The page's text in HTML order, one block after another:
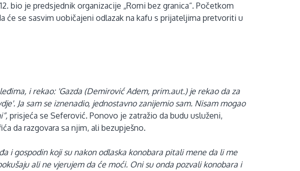
bio je predsjednik organizacije „Romi bez granica“. Početkom
će se sasvim uobičajeni odlazak na kafu s prijateljima pretvoriti u
i rekao: 'Gazda (Demirović Adem, prim.aut.) je rekao da za
Ja sam se iznenadio, jednostavno zanijemio sam. Nisam mogao
prisjeća se Seferović. Ponovo je zatražio da budu usluženi,
da razgovara sa njim, ali bezupješno.
i gospodin koji su nakon odlaska konobara pitali mene da li me
ali ne vjerujem da će moći. Oni su onda pozvali konobara i